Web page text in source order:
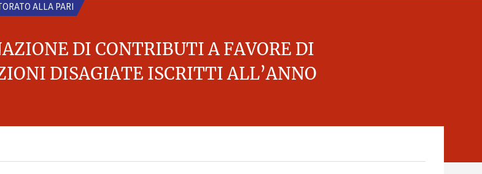
ALLA PARI
DI CONTRIBUTI A FAVORE DI
DISAGIATE ISCRITTI ALL’ANNO